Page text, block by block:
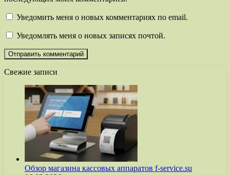
Уведомить меня о новых комментариях по email.
Уведомлять меня о новых записях почтой.
Свежие записи
Обзор магазина кассовых аппаратов f-service.su